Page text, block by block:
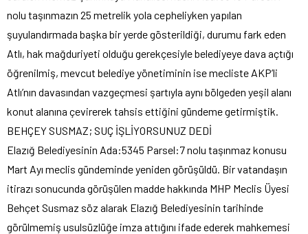
nolu taşınmazın 25 metrelik yola cepheliyken yapılan
şuyulandırmada başka bir yerde gösterildiği, durumu fark eden
Atlı, hak mağduriyeti olduğu gerekçesiyle belediyeye dava açtığı
öğrenilmiş, mevcut belediye yönetiminin ise mecliste AKP’li
Atlı’nın davasından vazgeçmesi şartıyla aynı bölgeden yeşil alanı
konut alanına çevirerek tahsis ettiğini gündeme getirmiştik.
BEHÇEY SUSMAZ; SUÇ İŞLİYORSUNUZ DEDİ
Elazığ Belediyesinin Ada:5345 Parsel:7 nolu taşınmaz konusu
Mart Ayı meclis gündeminde yeniden görüşüldü. Bir vatandaşın
itirazı sonucunda görüşülen madde hakkında MHP Meclis Üyesi
Behçet Susmaz söz alarak Elazığ Belediyesinin tarihinde
görülmemiş usulsüzlüğe imza attığını ifade ederek mahkemesi